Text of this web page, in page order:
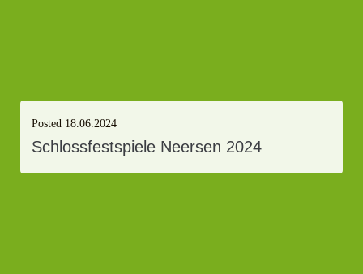
Posted 18.06.2024
Schlossfestspiele Neersen 2024